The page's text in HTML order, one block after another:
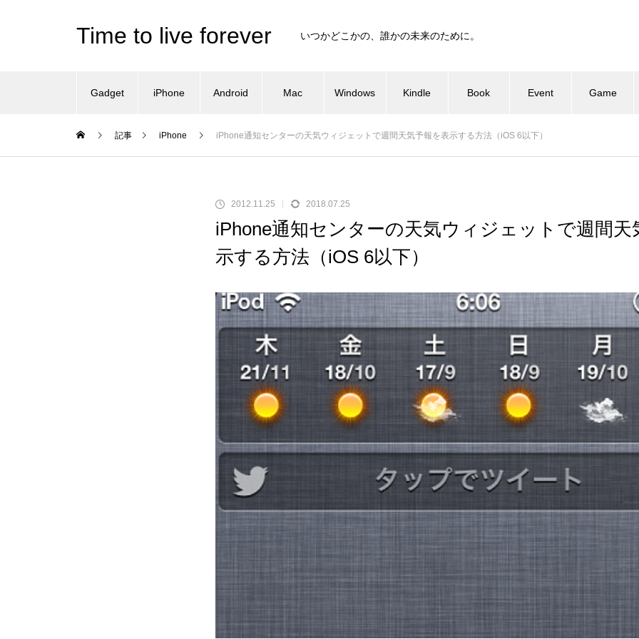
Time to live forever いつかどこかの、誰かの未来のために。
Gadget iPhone Android Mac Windows Kindle Book Event Game
記事 iPhone iPhone通知センターの天気ウィジェットで週間天気予報を表示する方法（iOS 6以下）
2012.11.25 2018.07.25
iPhone通知センターの天気ウィジェットで週間天
示する方法（iOS 6以下）